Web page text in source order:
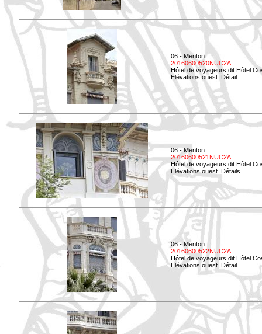
06 - Menton
20160600520NUC2A
Hôtel de voyageurs dit Hôtel
Elévations ouest. Détail.
06 - Menton
20160600521NUC2A
Hôtel de voyageurs dit Hôtel
Elévations ouest. Détails.
06 - Menton
20160600522NUC2A
Hôtel de voyageurs dit Hôtel
Elévations ouest. Détail.